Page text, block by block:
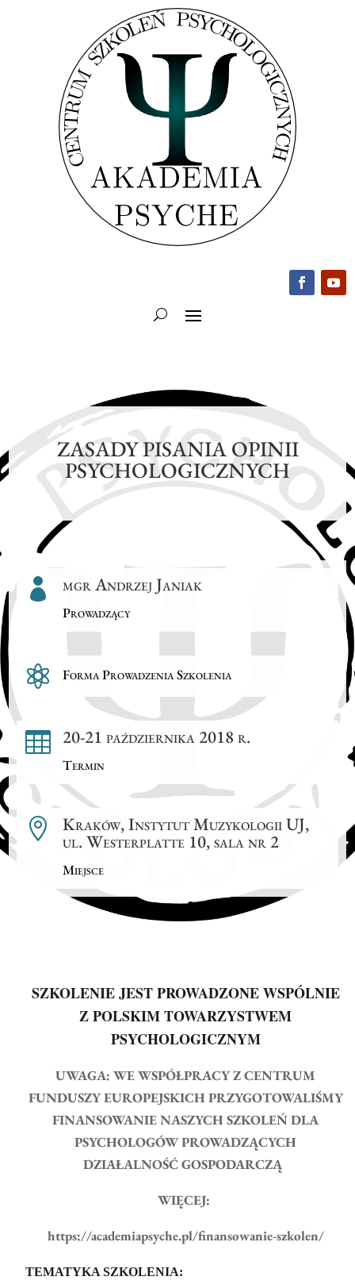
ZASADY PISANIA OPINII
PSYCHOLOGICZNYCH
 mgr Andrzej Janiak
Prowadzący
 Forma Prowadzenia Szkolenia
 20-21 października 2018 r.
Termin
 Kraków, Instytut Muzykologii UJ,
ul. Westerplatte 10, sala nr 2
Miejsce
SZKOLENIE JEST PROWADZONE WSPÓLNIE
Z POLSKIM TOWARZYSTWEM
PSYCHOLOGICZNYM
UWAGA: WE WSPÓŁPRACY Z CENTRUM
FUNDUSZY EUROPEJSKICH PRZYGOTOWALIŚMY
FINANSOWANIE NASZYCH SZKOLEŃ DLA
PSYCHOLOGÓW PROWADZĄCYCH
DZIAŁALNOŚĆ GOSPODARCZĄ
WIĘCEJ:
https://academiapsyche.pl/finansowanie-szkolen/
TEMATYKA SZKOLENIA: